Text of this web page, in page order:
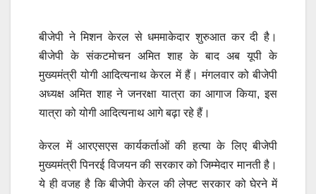
बीजेपी ने मिशन केरल से धममाकेदार शुरुआत कर दी है।
बीजेपी के संकटमोचन अमित शाह के बाद अब यूपी के
मुख्यमंत्री योगी आदित्यनाथ केरल में हैं। मंगलवार को बीजेपी
अध्यक्ष अमित शाह ने जनरक्षा यात्रा का आगाज किया, इस
यात्रा को योगी आदित्यनाथ आगे बढ़ा रहे हैं।
केरल में आरएसएस कार्यकर्ताओं की हत्या के लिए बीजेपी
मुख्यमंत्री पिनरई विजयन की सरकार को जिम्मेदार मानती है।
ये ही वजह है कि बीजेपी केरल की लेफ्ट सरकार को घेरने में